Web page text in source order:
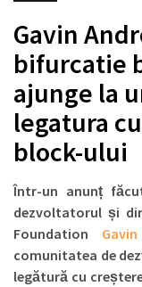
Gavin
bifurcatie
ajunge la
legatura
block-ului
Într-un anunț
dezvoltatorul și
Foundation
comunitatea de
legătură cu